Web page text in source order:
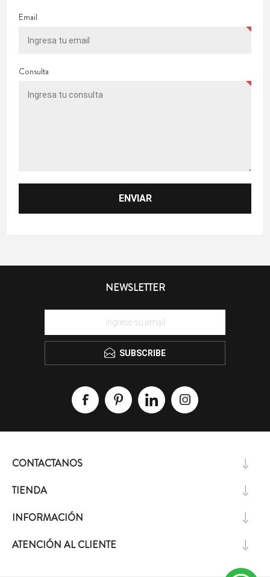
Email
Consulta
NEWSLETTER
SUBSCRIBE
CONTACTANOS
TIENDA
INFORMACIÓN
ATENCIÓN AL CLIENTE